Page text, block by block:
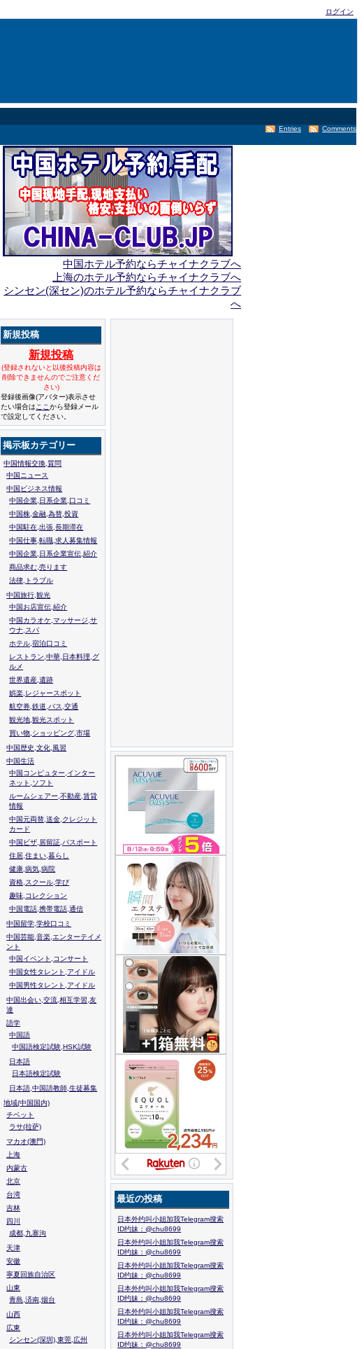
ログイン
Comments
Entries
中国ホテル予約ならチャイナクラブへ
上海のホテル予約ならチャイナクラブへ
シンセン(深セン)のホテル予約ならチャイナクラブ
へ
新規投稿
新規投稿
(登録されないと以後投稿内容は
削除できませんのでご注意くだ
さい)
登録後画像(アバター)表示させ
たい場合は ここから登録メール
で設定してください。
掲示板カテゴリー
中国情報交換,質問
中国ニュース
中国ビジネス情報
中国企業,日系企業,口コミ
中国株,金融,為替,投資
中国駐在,出張,長期滞在
中国仕事,転職,求人募集情報
中国企業,日系企業宣伝,紹介
商品求む,売ります
法律,トラブル
中国旅行,観光
中国お店宣伝,紹介
中国カラオケ,マッサージ,サ
ウナ,スパ
ホテル,宿泊口コミ
レストラン,中華,日本料理,グ
ルメ
世界遺産,遺跡
娯楽,レジャースポット
航空券,鉄道,バス,交通
観光地,観光スポット
買い物,ショッピング,市場
中国歴史,文化,風習
中国生活
中国コンピュター,インター
ネット,ソフト
ルームシェアー,不動産,賃貸
情報
中国元両替,送金,クレジット
カード
中国ビザ,居留証,パスポート
住居,住まい,暮らし
健康,病気,病院
資格,スクール,学び
趣味,コレクション
中国電話,携帯電話,通信
中国留学,学校口コミ
中国芸能,音楽,エンターテイメ
ント
中国イベント,コンサート
中国女性タレント,アイドル
中国男性タレント,アイドル
中国出会い,交流,相互学習,友
達
語学
中国語
中国語検定試験,HSK試験
日本語
日本語検定試験
日本語,中国語教師,生徒募集
地域(中国国内)
チベット
ラサ(拉萨)
マカオ(澳門)
上海
内蒙古
北京
台湾
吉林
四川
成都,九寨沟
天津
安徽
寧夏回族自治区
山東
青島,済南,烟台
山西
広東
シンセン(深圳),東莞,広州
最近の投稿
日本外约叫小姐加我Telegram搜索
ID约妹：@chu8699
日本外约叫小姐加我Telegram搜索
ID约妹：@chu8699
日本外约叫小姐加我Telegram搜索
ID约妹：@chu8699
日本外约叫小姐加我Telegram搜索
ID约妹：@chu8699
日本外约叫小姐加我Telegram搜索
ID约妹：@chu8699
日本外约叫小姐加我Telegram搜索
ID约妹：@chu8699